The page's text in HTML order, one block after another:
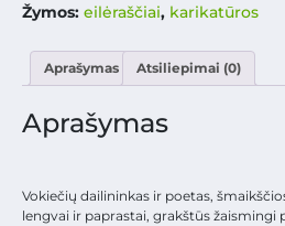
Žymos: eilėraščiai, karikatūros
Aprašymas Atsiliepimai (0)
Aprašymas
Vokiečių dailininkas ir poetas,
lengvai ir paprastai, grakštūs žaismingi